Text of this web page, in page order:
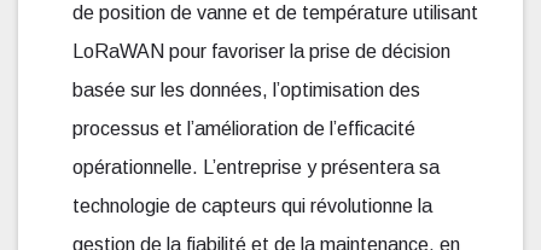
de position de vanne et de température utilisant
LoRaWAN pour favoriser la prise de décision
basée sur les données, l’optimisation des
processus et l’amélioration de l’efficacité
opérationnelle. L’entreprise y présentera sa
technologie de capteurs qui révolutionne la
gestion de la fiabilité et de la maintenance, en